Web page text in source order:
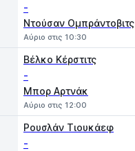
-
Ντούσαν Ομπράντοβιτς
Αύριο στις 10:30
Βέλκο Κέρστιτς
-
Μπορ Αρτνάκ
Αύριο στις 12:00
Ρουσλάν Τιουκάεφ
-